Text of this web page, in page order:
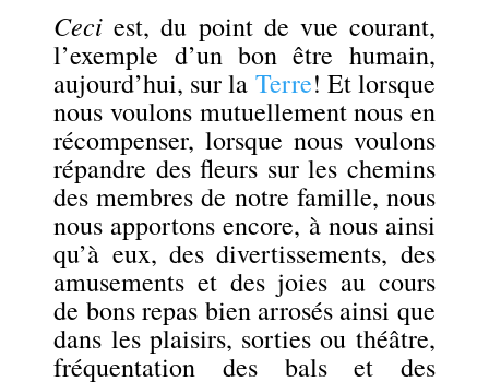
Ceciest, du point de vue courant,
l’exemple d’un bon être humain,
aujourd’hui, sur la Terre! Et lorsque
nous voulons mutuellement nous en
récompenser, lorsque nous voulons
répandre des fleurs sur les chemins
des membres de notre famille, nous
nous apportons encore, à nous ainsi
qu’à eux, des divertissements, des
amusements et des joies au cours
de bons repas bien arrosés ainsi que
dans les plaisirs, sorties ou théâtre,
fréquentation des bals et des